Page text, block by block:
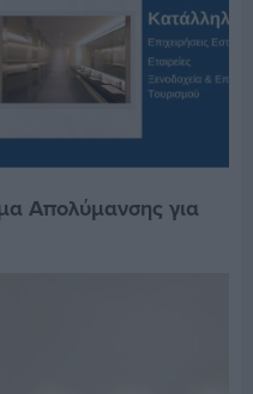
Απολύμανσης για